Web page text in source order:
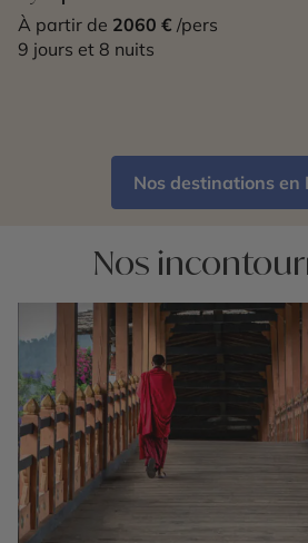
À partir de 2060 € /pers
9 jours et 8 nuits
Nos destinations en
Nos